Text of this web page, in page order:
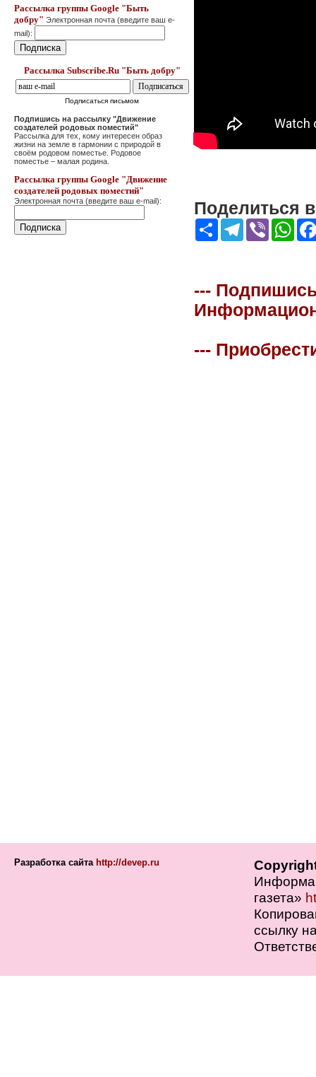
Рассылка группы Google "Быть
добру" Электронная почта (введите ваш e-
mail):
Рассылка Subscribe.Ru "Быть добру"
Подписаться письмом
Подпишись на рассылку "Движение
создателей родовых поместий"
Рассылка для тех, кому интересен образ
жизни на земле в гармонии с природой в
своём родовом поместье. Родовое
поместье – малая родина.
Рассылка группы Google "Движение
создателей родовых поместий"
Электронная почта (введите ваш e-mail): Поделиться
Share Telegram
Viber
---
---
газета»
ссылку
Разработка сайта http://devep.ru